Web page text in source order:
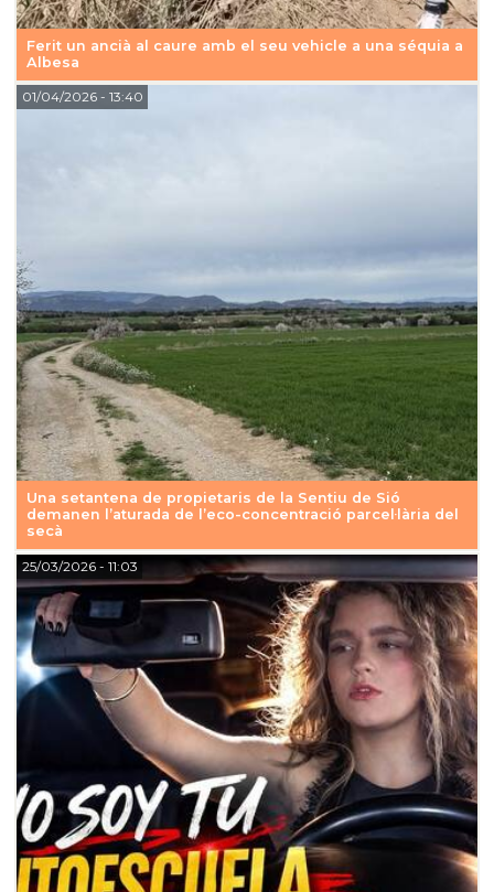
Ferit un ancià al caure amb el seu vehicle a una séquia a
Albesa
Una setantena de propietaris de la Sentiu de Sió
demanen l’aturada de l’eco-concentració parcel·lària del
secà
01/04/2026- 13:40
25/03/2026- 11:03